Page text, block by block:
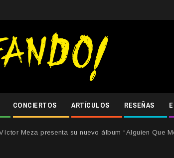
CONCIERTOS ARTÍCULOS RESEÑAS
Meza presenta su nuevo álbum “Alguien Que